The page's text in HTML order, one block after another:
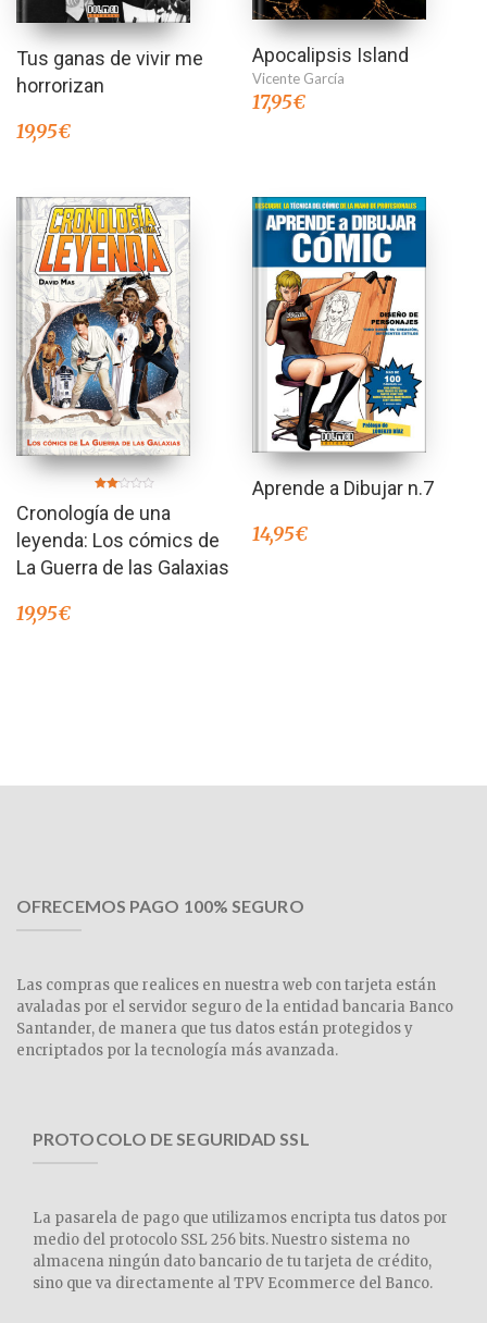
Tus ganas de vivir me
horrorizan
19,95€
Apocalipsis Island
Vicente García
17,95€
en
2.00
de 5
Cronología de una
leyenda: Los cómics de
La Guerra de las Galaxias
19,95€
Aprende a Dibujar n.7
14,95€
OFRECEMOS PAGO 100% SEGURO
Las compras que realices en nuestra web con tarjeta están
avaladas por el servidor seguro de la entidad bancaria Banco
Santander, de manera que tus datos están protegidos y
encriptados por la tecnología más avanzada.
PROTOCOLO DE SEGURIDAD SSL
La pasarela de pago que utilizamos encripta tus datos por
medio del protocolo SSL 256 bits. Nuestro sistema no
almacena ningún dato bancario de tu tarjeta de crédito,
sino que va directamente al TPV Ecommerce del Banco.